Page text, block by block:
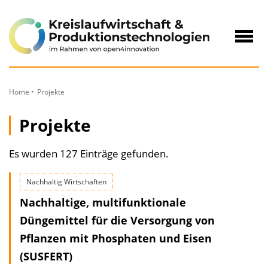
Inhalt
Home Projekte
Projekte
Es wurden 127 Einträge gefunden.
Nachhaltig Wirtschaften
Nachhaltige, multifunktionale
Düngemittel für die Versorgung von
Pflanzen mit Phosphaten und Eisen
(SUSFERT)